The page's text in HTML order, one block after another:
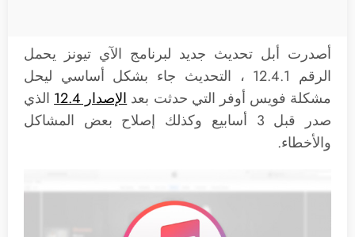
أصدرت أبل تحديث جديد لبرنامج الآي تيونز يحمل
الرقم 12.4.1 ، التحديث جاء بشكل أساسي ليحل
مشكلة فويس أوفر التي حدثت بعد الإصدار 12.4
الذي
صدر قبل 3 أسابيع وكذلك إصلاح بعض المشاكل
والأخطاء.